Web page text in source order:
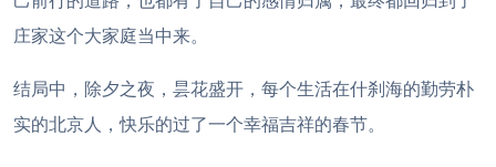
庄家这个大家庭当中来。
结局中，除夕之夜，昙花盛开，每个生活在什刹海的勤劳朴
实的北京人，快乐的过了一个幸福吉祥的春节。